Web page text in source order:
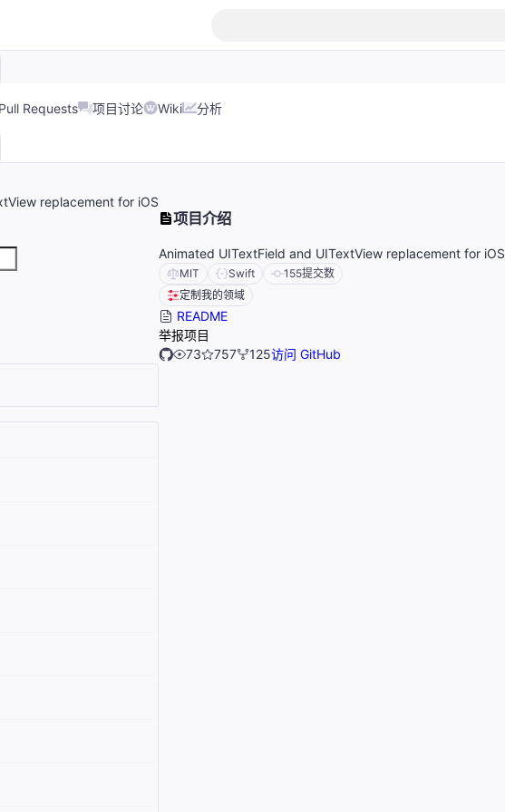
Pull Requests 项目讨论 Wiki 分析
replacement for iOS
项目介绍
Animated UITextField and UITextView replacement for iOS
MIT Swift 155提交数
定制我的领域
README
举报项目
73
757 125访问 GitHub